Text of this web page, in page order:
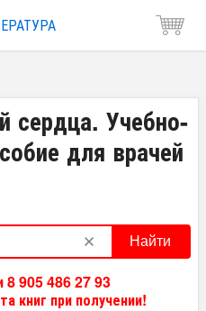
сердца. Учебно-
для врачей
Найти
8 905 486 27 93
книг при получении!